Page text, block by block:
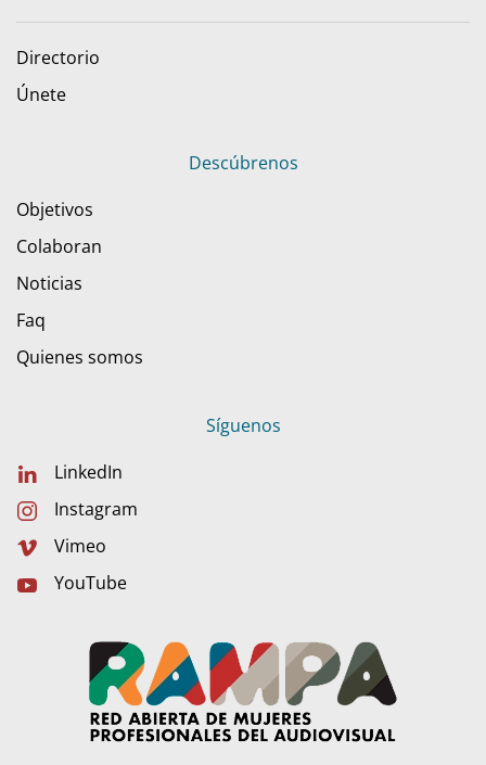
Directorio
Únete
Descúbrenos
Objetivos
Colaboran
Noticias
Faq
Quienes somos
Síguenos
LinkedIn
Instagram
Vimeo
YouTube